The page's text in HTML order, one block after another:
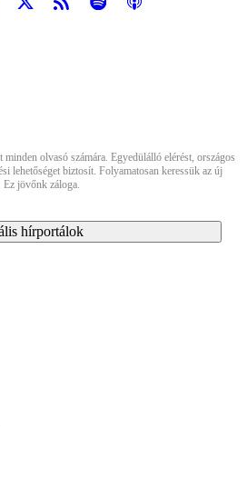
olvasó számára. Egyedülálló elérést, országos
lehetőséget biztosít. Folyamatosan keressük az új
jövőnk záloga.
hírportálok